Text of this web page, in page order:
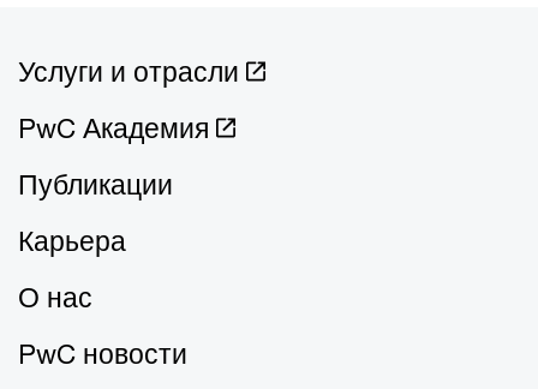
Услуги и отрасли
PwC Академия
Публикации
Карьера
О нас
PwC новости